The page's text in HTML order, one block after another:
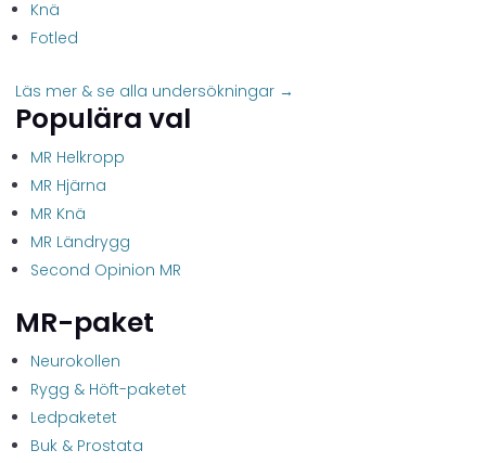
Knä
Fotled
Läs mer & se alla undersökningar →
Populära val
MR Helkropp
MR Hjärna
MR Knä
MR Ländrygg
Second Opinion MR
MR-paket
Neurokollen
Rygg & Höft-paketet
Ledpaketet
Buk & Prostata